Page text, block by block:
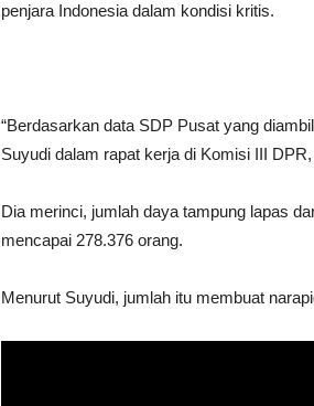
penjara Indonesia dalam kondisi kritis.
“Berdasarkan data SDP Pusat yang
Suyudi dalam rapat kerja di Komisi III
Dia merinci, jumlah daya tampung lapas
mencapai 278.376 orang.
Menurut Suyudi, jumlah itu membuat